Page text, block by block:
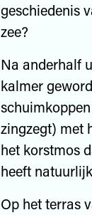
geschiedenis
zee?
Na anderhalf
kalmer
zingzegt) met
het korstmos
heeft
Op het terras